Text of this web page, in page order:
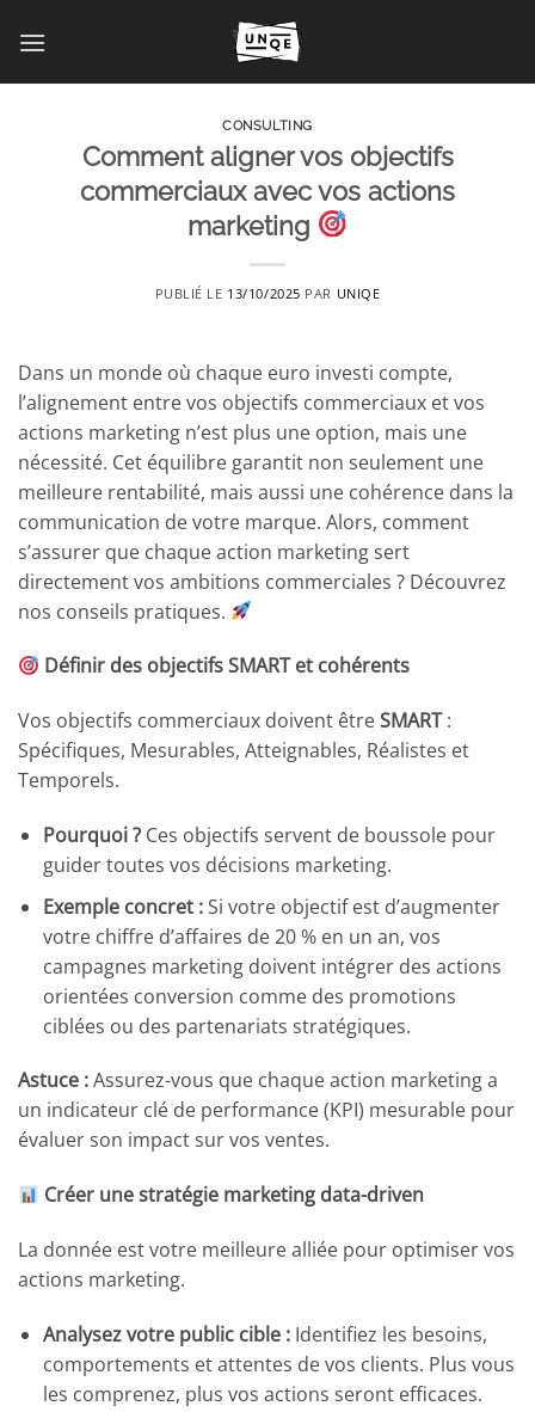
au
CONSULTING
Comment aligner vos objectifs
commerciaux avec vos actions
marketing
PUBLIÉ LE 13/10/2025 PAR UNIQE
Dans un monde où chaque euro investi compte,
l’alignement entre vos objectifs commerciaux et vos
actions marketing n’est plus une option, mais une
nécessité. Cet équilibre garantit non seulement une
meilleure rentabilité, mais aussi une cohérence dans la
communication de votre marque. Alors, comment
s’assurer que chaque action marketing sert
directement vos ambitions commerciales ? Découvrez
nos conseils pratiques.
Définir des objectifs SMART et cohérents
Vos objectifs commerciaux doivent êtreSMART:
Spécifiques, Mesurables, Atteignables, Réalistes et
Temporels.
Pourquoi ?Ces objectifs servent de boussole pour
guider toutes vos décisions marketing.
Exemple concret :Si votre objectif est d’augmenter
votre chiffre d’affaires de 20 % en un an, vos
campagnes marketing doivent intégrer des actions
orientées conversion comme des promotions
ciblées ou des partenariats stratégiques.
Astuce :Assurez-vous que chaque action marketing a
un indicateur clé de performance (KPI) mesurable pour
évaluer son impact sur vos ventes.
Créer une stratégie marketing data-driven
La donnée est votre meilleure alliée pour optimiser vos
actions marketing.
Analysez votre public cible :Identifiez les besoins,
comportements et attentes de vos clients. Plus vous
les comprenez, plus vos actions seront efficaces.